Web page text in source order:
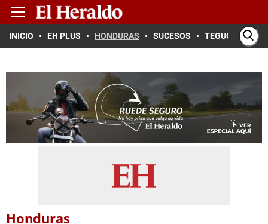
INICIO EH PLUS HONDURAS SUCESOS TEGUCIGALPA
Honduras